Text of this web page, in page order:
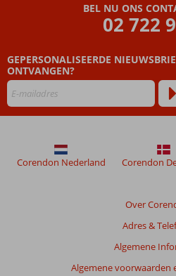
BEL NU ONS
02 722
GEPERSONALISEERDE
ONTVANGEN?
Over
Adres &
Algemene
Algemene voorwaarden
Corendon Nederland Corendon